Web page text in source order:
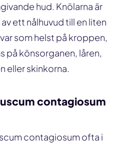
hud. Knölarna är
ett nålhuvud till en liten
som helst på kroppen,
på könsorganen, låren,
eller skinkorna.
contagiosum
contagiosum ofta i